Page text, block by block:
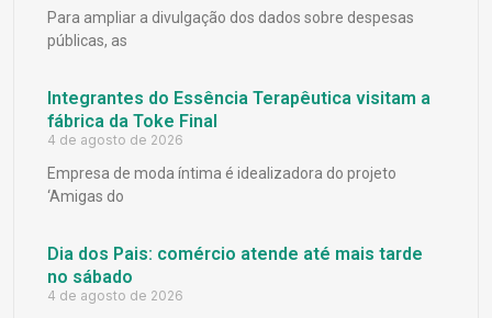
Para ampliar a divulgação dos dados sobre despesas
públicas, as
Integrantes do Essência Terapêutica visitam a
fábrica da Toke Final
4 de agosto de 2026
Empresa de moda íntima é idealizadora do projeto
‘Amigas do
Dia dos Pais: comércio atende até mais tarde
no sábado
4 de agosto de 2026